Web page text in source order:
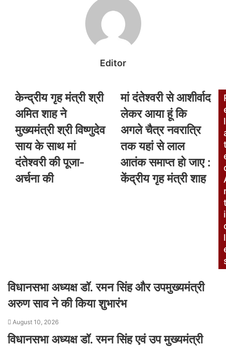
Editor
केन्द्रीय गृह मंत्री श्री
अमित शाह ने
मुख्यमंत्री श्री विष्णुदेव
साय के साथ मां
दंतेश्वरी की पूजा-
अर्चना की
मां दंतेश्वरी से आशीर्वाद
लेकर आया हूं कि
अगले चैत्र नवरात्रि
तक यहां से लाल
आतंक समाप्त हो जाए :
केंद्रीय गृह मंत्री शाह
l
i
l
विधानसभा अध्यक्ष डॉ. रमन सिंह और उपमुख्यमंत्री
अरुण साव ने की किया शुभारंभ
August 10, 2026
विधानसभा अध्यक्ष डॉ. रमन सिंह एवं उप मुख्यमंत्री